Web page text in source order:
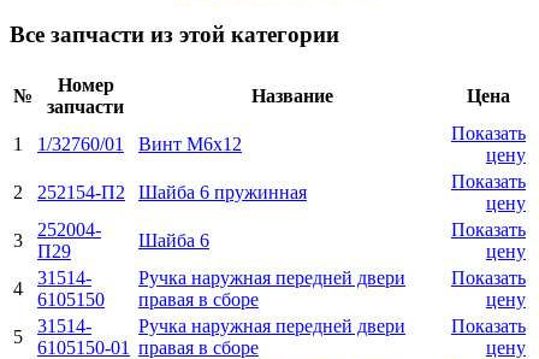
Все запчасти из этой категории
№
Номер
запчасти
Название Цена
1 1/32760/01 Винт М6х12
Показать
цену
2
252154-П2 Шайба 6 пружинная
Показать
цену
3
252004-
П29
Шайба 6
Показать
цену
4
31514-
6105150
Ручка наружная передней двери
правая в сборе
Показать
цену
5
31514-
6105150-01
Ручка наружная передней двери
правая в сборе
Показать
цену